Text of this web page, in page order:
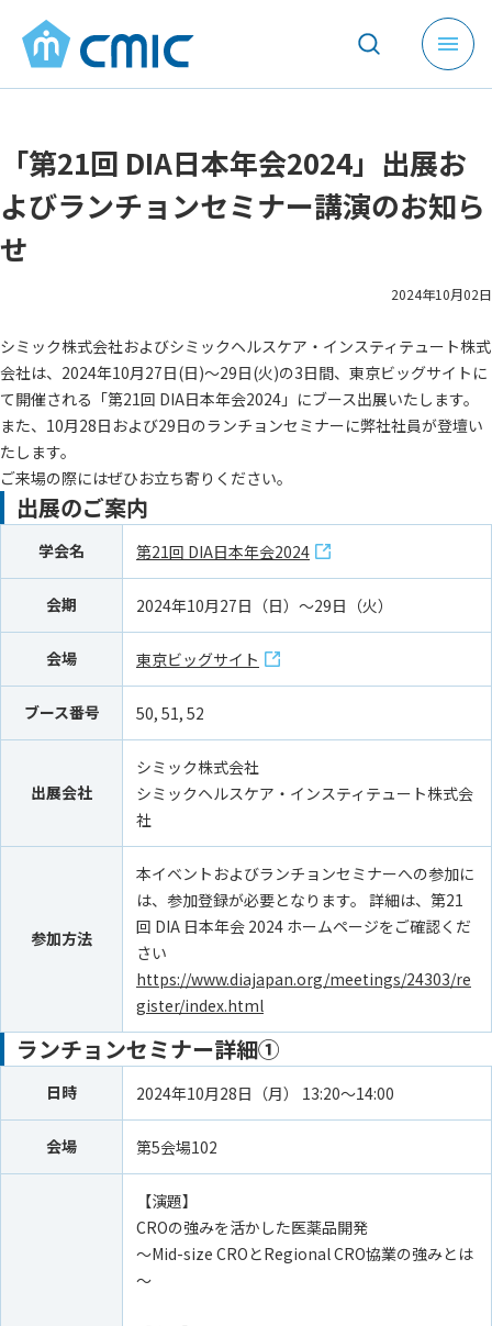
メ
ニ
を
開
く
「第21回 DIA日本年会2024」出展お
よびランチョンセミナー講演のお知ら
せ
2024年10月02日
シミック株式会社およびシミックヘルスケア・インスティテュート株式
会社は、2024年10月27日(日)～29日(火)の3日間、東京ビッグサイトに
て開催される「第21回 DIA日本年会2024」にブース出展いたします。
また、10月28日および29日のランチョンセミナーに弊社社員が登壇い
たします。
ご来場の際にはぜひお立ち寄りください。
出展のご案内
学会名 第21回 DIA日本年会2024
会期 2024年10月27日（日）～29日（火）
会場 東京ビッグサイト
ブース番号 50, 51, 52
出展会社
シミック株式会社
シミックヘルスケア・インスティテュート株式会
社
参加方法
本イベントおよびランチョンセミナーへの参加に
は、参加登録が必要となります。 詳細は、第21
回 DIA 日本年会 2024 ホームページをご確認くだ
さい
https://www.diajapan.org/meetings/24303/re
gister/index.html
ランチョンセミナー詳細①
日時 2024年10月28日（月） 13:20～14:00
会場 第5会場102
【演題】
CROの強みを活かした医薬品開発
～Mid-size CROとRegional CRO協業の強みとは
～